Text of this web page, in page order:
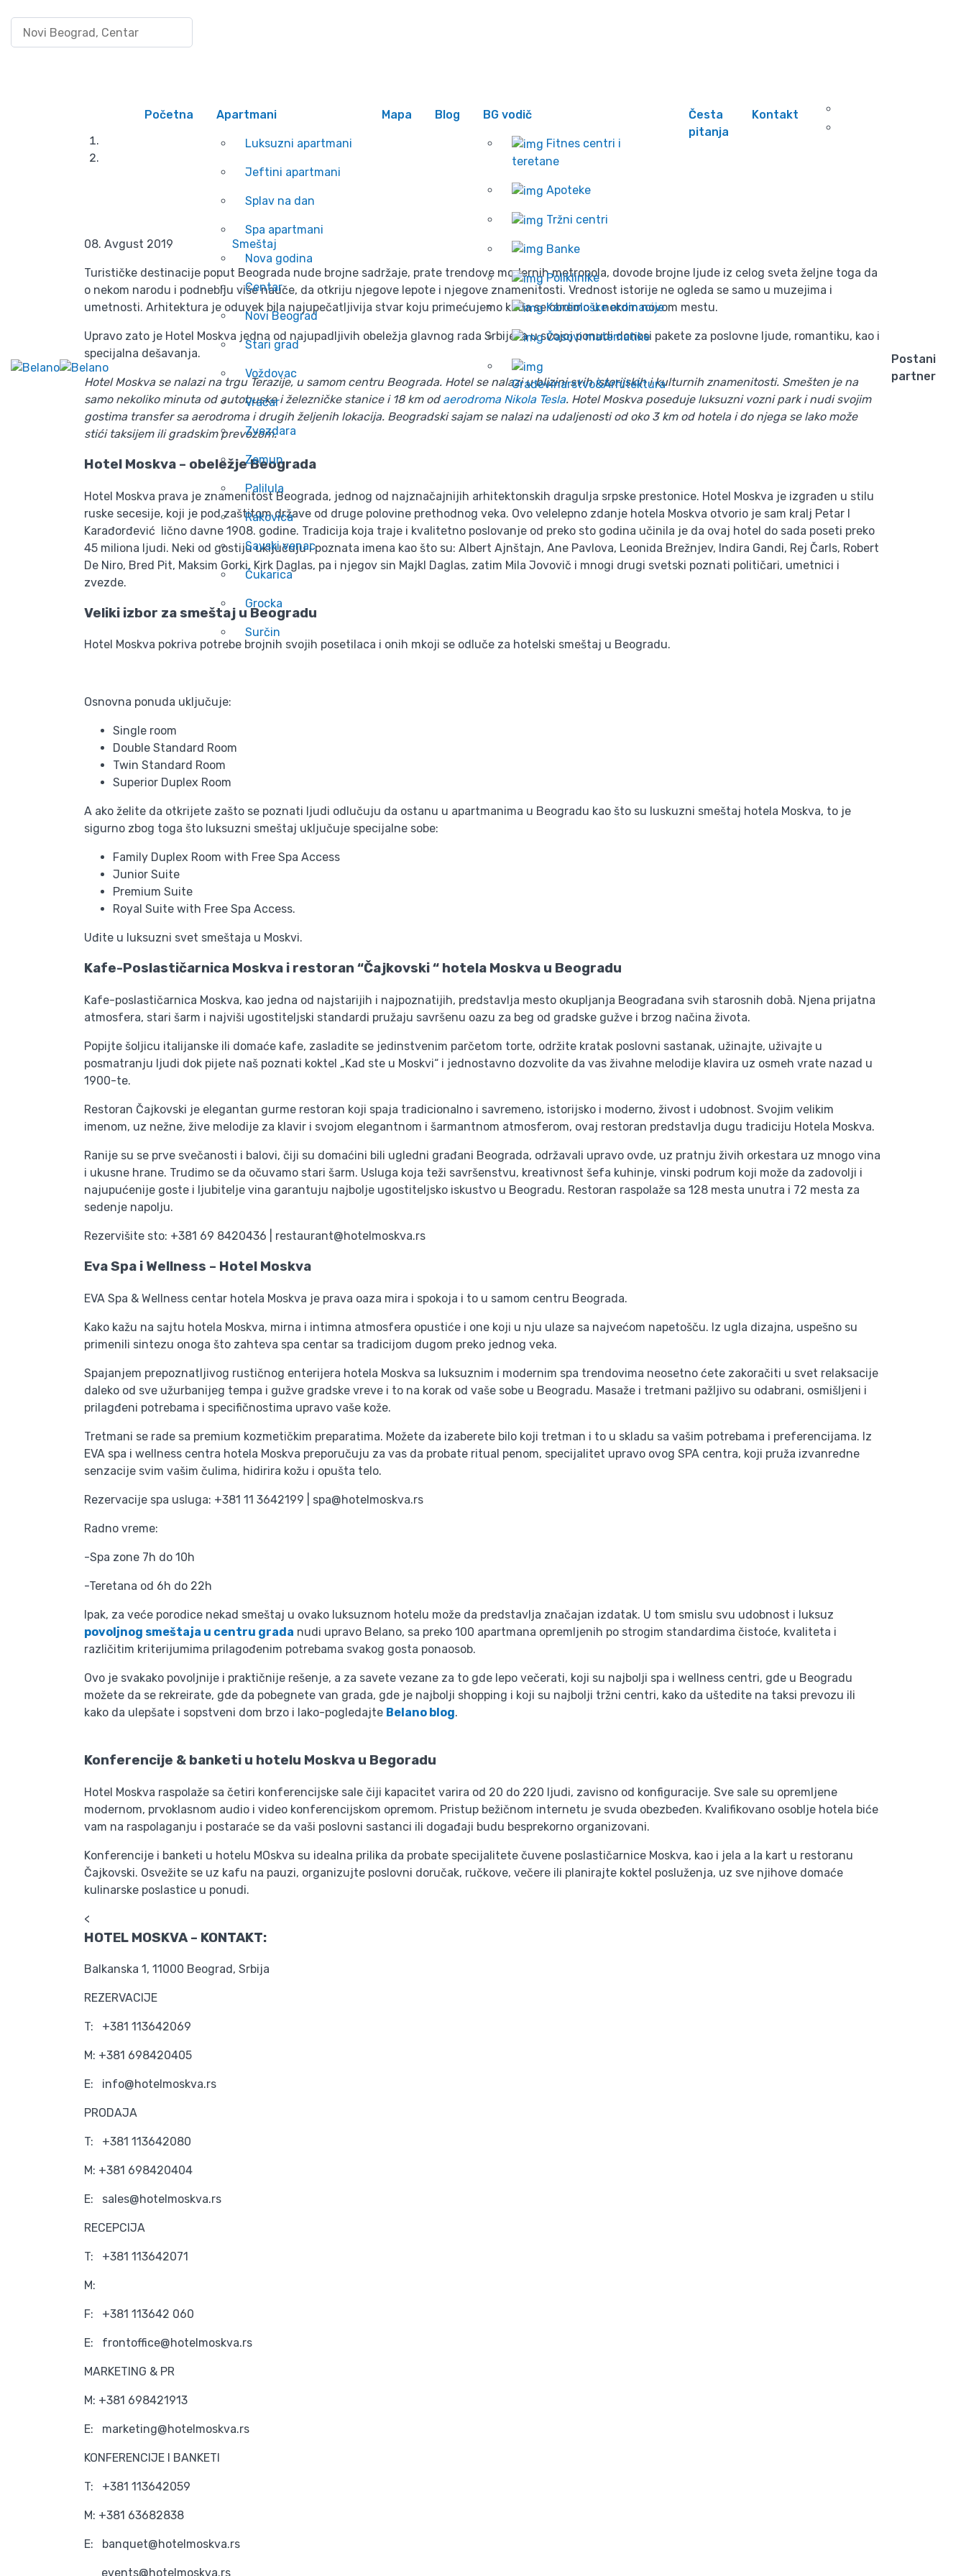
Početna Apartmani
Luksuzni apartmani
Jeftini apartmani
Splav na dan
Spa apartmani
Nova godina
Centar
Novi Beograd
Stari grad
Voždovac
Vračar
Zvezdara
Zemun
Palilula
Rakovica
Savski venac
Čukarica
Grocka
Surčin
Mapa Blog BG vodič
Fitnes centri i
teretane
Apoteke
Tržni centri
Banke
Poliklinike
Kardiološke ordinacije
Časovi matematike
Građevinarstvo&Arhitektura
Česta
pitanja
Kontakt
Postani
partner
luksuza!
Početna
HOTEL MOSKVA U BEOGRADU: Magija prestoničkog luksuza!
08. Avgust 2019 Smeštaj
Turističke destinacije poput Beograda nude brojne sadržaje, prate trendove modernih metropola, dovode brojne ljude iz celog sveta željne toga da
o nekom narodu i podneblju više nauče, da otkriju njegove lepote i njegove znamenitosti. Vrednost istorije ne ogleda se samo u muzejima i
umetnosti. Arhitektura je oduvek bila najupečatljivija stvar koju primećujemo kada se obremo u nekom novom mestu.
Upravo zato je Hotel Moskva jedna od najupadljivih obeležja glavnog rada Srbije, a u svojoj ponudi donosi pakete za poslovne ljude, romantiku, kao i
specijalna dešavanja.
Hotel Moskva se nalazi na trgu Terazije, u samom centru Beograda. Hotel se nalazi u blizini svih istorijskih i kulturnih znamenitosti. Smešten je na
samo nekoliko minuta od autobuske i železničke stanice i 18 km od aerodroma Nikola Tesla. Hotel Moskva poseduje luksuzni vozni park i nudi svojim
gostima transfer sa aerodroma i drugih željenih lokacija. Beogradski sajam se nalazi na udaljenosti od oko 3 km od hotela i do njega se lako može
stići taksijem ili gradskim prevozom.
Hotel Moskva – obeležje Beograda
Hotel Moskva prava je znamenitost Beograda, jednog od najznačajnijih arhitektonskih dragulja srpske prestonice. Hotel Moskva je izgrađen u stilu
ruske secesije, koji je pod zaštitom države od druge polovine prethodnog veka. Ovo velelepno zdanje hotela Moskva otvorio je sam kralj Petar I
Karađorđević lično davne 1908. godine. Tradicija koja traje i kvalitetno poslovanje od preko sto godina učinila je da ovaj hotel do sada poseti preko
45 miliona ljudi. Neki od gostiju uključuju i poznata imena kao što su: Albert Ajnštajn, Ane Pavlova, Leonida Brežnjev, Indira Gandi, Rej Čarls, Robert
De Niro, Bred Pit, Maksim Gorki, Kirk Daglas, pa i njegov sin Majkl Daglas, zatim Mila Jovovič i mnogi drugi svetski poznati političari, umetnici i
zvezde.
Veliki izbor za smeštaj u Beogradu
Hotel Moskva pokriva potrebe brojnih svojih posetilaca i onih mkoji se odluče za hotelski smeštaj u Beogradu.
Osnovna ponuda uključuje:
Single room
Double Standard Room
Twin Standard Room
Superior Duplex Room
A ako želite da otkrijete zašto se poznati ljudi odlučuju da ostanu u apartmanima u Beogradu kao što su luskuzni smeštaj hotela Moskva, to je
sigurno zbog toga što luksuzni smeštaj uključuje specijalne sobe:
Family Duplex Room with Free Spa Access
Junior Suite
Premium Suite
Royal Suite with Free Spa Access.
Uđite u luksuzni svet smeštaja u Moskvi.
Kafe-Poslastičarnica Moskva i restoran “Čajkovski “ hotela Moskva u Beogradu
Kafe-poslastičarnica Moskva, kao jedna od najstarijih i najpoznatijih, predstavlja mesto okupljanja Beograđana svih starosnih dobā. Njena prijatna
atmosfera, stari šarm i najviši ugostiteljski standardi pružaju savršenu oazu za beg od gradske gužve i brzog načina života.
Popijte šoljicu italijanske ili domaće kafe, zasladite se jedinstvenim parčetom torte, održite kratak poslovni sastanak, užinajte, uživajte u
posmatranju ljudi dok pijete naš poznati koktel „Kad ste u Moskvi“ i jednostavno dozvolite da vas živahne melodije klavira uz osmeh vrate nazad u
1900-te.
Restoran Čajkovski je elegantan gurme restoran koji spaja tradicionalno i savremeno, istorijsko i moderno, živost i udobnost. Svojim velikim
imenom, uz nežne, žive melodije za klavir i svojom elegantnom i šarmantnom atmosferom, ovaj restoran predstavlja dugu tradiciju Hotela Moskva.
Ranije su se prve svečanosti i balovi, čiji su domaćini bili ugledni građani Beograda, održavali upravo ovde, uz pratnju živih orkestara uz mnogo vina
i ukusne hrane. Trudimo se da očuvamo stari šarm. Usluga koja teži savršenstvu, kreativnost šefa kuhinje, vinski podrum koji može da zadovolji i
najupućenije goste i ljubitelje vina garantuju najbolje ugostiteljsko iskustvo u Beogradu. Restoran raspolaže sa 128 mesta unutra i 72 mesta za
sedenje napolju.
Rezervišite sto: +381 69 8420436 | restaurant@hotelmoskva.rs
Eva Spa i Wellness – Hotel Moskva
EVA Spa & Wellness centar hotela Moskva je prava oaza mira i spokoja i to u samom centru Beograda.
Kako kažu na sajtu hotela Moskva, mirna i intimna atmosfera opustiće i one koji u nju ulaze sa najvećom napetošču. Iz ugla dizajna, uspešno su
primenili sintezu onoga što zahteva spa centar sa tradicijom dugom preko jednog veka.
Spajanjem prepoznatljivog rustičnog enterijera hotela Moskva sa luksuznim i modernim spa trendovima neosetno ćete zakoračiti u svet relaksacije
daleko od sve užurbanijeg tempa i gužve gradske vreve i to na korak od vaše sobe u Beogradu. Masaže i tretmani pažljivo su odabrani, osmišljeni i
prilagđeni potrebama i specifičnostima upravo vaše kože.
Tretmani se rade sa premium kozmetičkim preparatima. Možete da izaberete bilo koji tretman i to u skladu sa vašim potrebama i preferencijama. Iz
EVA spa i wellness centra hotela Moskva preporučuju za vas da probate ritual penom, specijalitet upravo ovog SPA centra, koji pruža izvanredne
senzacije svim vašim čulima, hidirira kožu i opušta telo.
Rezervacije spa usluga: +381 11 3642199 | spa@hotelmoskva.rs
Radno vreme:
-Spa zone 7h do 10h
-Teretana od 6h do 22h
Ipak, za veće porodice nekad smeštaj u ovako luksuznom hotelu može da predstavlja značajan izdatak. U tom smislu svu udobnost i luksuz
povoljnog smeštaja u centru grada nudi upravo Belano, sa preko 100 apartmana opremljenih po strogim standardima čistoće, kvaliteta i
različitim kriterijumima prilagođenim potrebama svakog gosta ponaosob.
Ovo je svakako povoljnije i praktičnije rešenje, a za savete vezane za to gde lepo večerati, koji su najbolji spa i wellness centri, gde u Beogradu
možete da se rekreirate, gde da pobegnete van grada, gde je najbolji shopping i koji su najbolji tržni centri, kako da uštedite na taksi prevozu ili
kako da ulepšate i sopstveni dom brzo i lako-pogledajte Belano blog.
Konferencije & banketi u hotelu Moskva u Begoradu
Hotel Moskva raspolaže sa četiri konferencijske sale čiji kapacitet varira od 20 do 220 ljudi, zavisno od konfiguracije. Sve sale su opremljene
modernom, prvoklasnom audio i video konferencijskom opremom. Pristup bežičnom internetu je svuda obezbeđen. Kvalifikovano osoblje hotela biće
vam na raspolaganju i postaraće se da vaši poslovni sastanci ili događaji budu besprekorno organizovani.
Konferencije i banketi u hotelu MOskva su idealna prilika da probate specijalitete čuvene poslastičarnice Moskva, kao i jela a la kart u restoranu
Čajkovski. Osvežite se uz kafu na pauzi, organizujte poslovni doručak, ručkove, večere ili planirajte koktel posluženja, uz sve njihove domaće
kulinarske poslastice u ponudi.
<
HOTEL MOSKVA – KONTAKT:
Balkanska 1, 11000 Beograd, Srbija
REZERVACIJE
T: +381 113642069
M: +381 698420405
E: info@hotelmoskva.rs
PRODAJA
T: +381 113642080
M: +381 698420404
E: sales@hotelmoskva.rs
RECEPCIJA
T: +381 113642071
M:
F: +381 113642 060
E: frontoffice@hotelmoskva.rs
MARKETING & PR
M: +381 698421913
E: marketing@hotelmoskva.rs
KONFERENCIJE I BANKETI
T: +381 113642059
M: +381 63682838
E: banquet@hotelmoskva.rs
events@hotelmoskva.rs